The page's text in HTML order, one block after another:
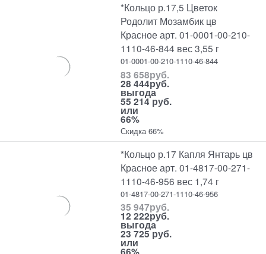
*Кольцо р.17,5 Цветок
Родолит Мозамбик цв
Красное арт. 01-0001-00-210-
1110-46-844 вес 3,55 г
01-0001-00-210-1110-46-844
83 658руб.
28 444руб.
выгода
55 214 руб.
или
66%
Скидка 66%
*Кольцо р.17 Капля Янтарь цв
Красное арт. 01-4817-00-271-
1110-46-956 вес 1,74 г
01-4817-00-271-1110-46-956
35 947руб.
12 222руб.
выгода
23 725 руб.
или